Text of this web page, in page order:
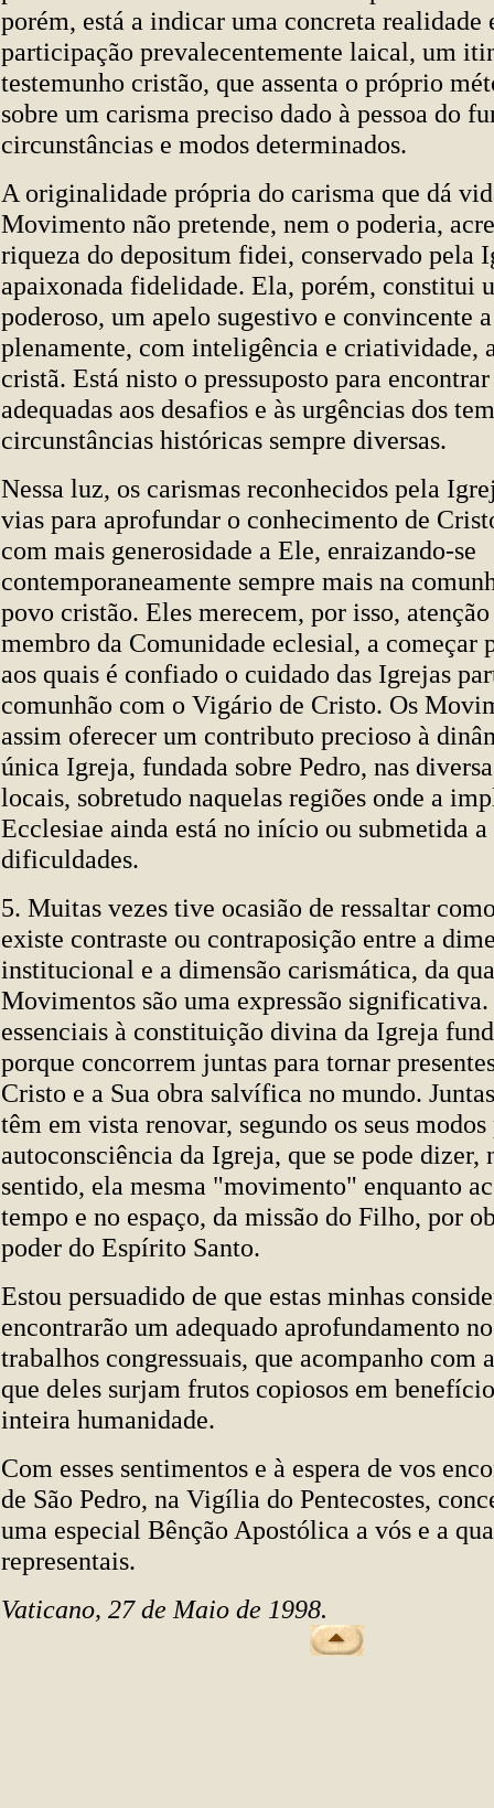
porém, está a indicar uma concreta realidade
participação prevalecentemente laical, um
testemunho cristão, que assenta o próprio
sobre um carisma preciso dado à pessoa do
circunstâncias e modos determinados.
A originalidade própria do carisma que dá
Movimento não pretende, nem o poderia,
riqueza do depositum fidei, conservado pela
apaixonada fidelidade. Ela, porém, constitui
poderoso, um apelo sugestivo e convincente
plenamente, com inteligência e criatividade,
cristã. Está nisto o pressuposto para encontrar
adequadas aos desafios e às urgências dos
circunstâncias históricas sempre diversas.
Nessa luz, os carismas reconhecidos pela
vias para aprofundar o conhecimento de
com mais generosidade a Ele, enraizando-se
contemporaneamente sempre mais na
povo cristão. Eles merecem, por isso,
membro da Comunidade eclesial, a começar
aos quais é confiado o cuidado das Igrejas
comunhão com o Vigário de Cristo. Os
assim oferecer um contributo precioso à
única Igreja, fundada sobre Pedro, nas
locais, sobretudo naquelas regiões onde a
Ecclesiae ainda está no início ou submetida a
dificuldades.
5. Muitas vezes tive ocasião de ressaltar
existe contraste ou contraposição entre a
institucional e a dimensão carismática, da
Movimentos são uma expressão significativa.
essenciais à constituição divina da Igreja
porque concorrem juntas para tornar
Cristo e a Sua obra salvífica no mundo.
têm em vista renovar, segundo os seus
autoconsciência da Igreja, que se pode dizer,
sentido, ela mesma "movimento" enquanto
tempo e no espaço, da missão do Filho, por
poder do Espírito Santo.
Estou persuadido de que estas minhas
encontrarão um adequado aprofundamento
trabalhos congressuais, que acompanho com
que deles surjam frutos copiosos em
inteira humanidade.
Com esses sentimentos e à espera de vos
de São Pedro, na Vigília do Pentecostes,
uma especial Bênção Apostólica a vós e a
representais.
Vaticano, 27 de Maio de 1998.